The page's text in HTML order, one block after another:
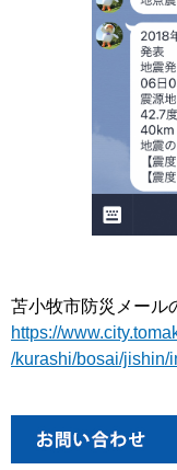
苫小牧市防災メール
https://
/kurashi/bosai/jishin/